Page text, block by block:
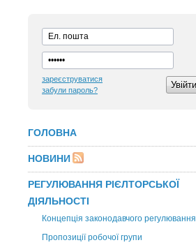
зареєструватися
забули пароль?
ГОЛОВНА
НОВИНИ
РЕГУЛЮВАННЯ РІЄЛТОРСЬКОЇ
ДІЯЛЬНОСТІ
Концепція законодавчого регулювання
Пропозиції робочої групи